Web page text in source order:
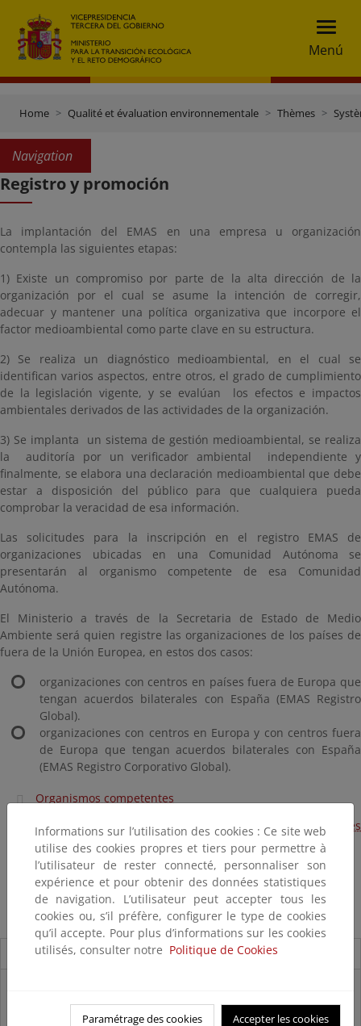
Menú
Home Qualité et évaluation environnementale Thèmes
Navigation
Registro y promoción
La implantación del EMAS en una empresa u organización
contempla las siguientes etapas:
1) Existe un compromiso por parte de la alta dirección de la
organización por el cual se asume la intención de corregir,
adecuar y mantener una política organizativa que incorpore el
factor medioambiental como parte clave en su estructura.
2) Se realiza un diagnóstico medioambiental, en el cual se
identifican varios aspectos, entre otros, el grado de cumplimiento
de la legislación vigente, y se evalúan los efectos e impactos
ambientales derivados de las actividades de la organización.
3) Se implanta un sistema de gestión medioambiental, se realiza
la auditoría por un verificador ambiental independiente y
finalmente, se elabora una declaración medioambiental que debe
estar a disposición del público para que cualquiera pueda
comprobar la veracidad de esa información.
Las solicitudes para la inscripción en el registro EMAS de
organizaciones ubicadas en una Comunidad Autónoma se
presentarán al organismo competente de esa Comunidad
Autónoma.
El Ministerio a través de la Secretaria de Estado de Medio
Ambiente será quien registre las organizaciones de los países de
fuera de la Unión Europea, en estos dos casos:
organizaciones con centros en países fuera de Europa que
tengan acuerdos bilaterales con España (EMAS Registro
Global).
organizaciones con centros en Europa y con centros fuera
de Europa que tengan acuerdos bilaterales con España
(EMAS Registro Corporativo Global).
Organismos competentes
Organismo de acreditación de verificadores
medioambientales
Organizaciones registradas
Promoción
Destacados
Infografía "¿QUÉ SON LOS FITOSANITARIOS?"
Informations sur l’utilisation des cookies : Ce site web
utilise des cookies propres et tiers pour permettre à
l’utilisateur de rester connecté, personnaliser son
expérience et pour obtenir des données statistiques
de navigation. L’utilisateur peut accepter tous les
cookies ou, s’il préfère, configurer le type de cookies
qu’il accepte. Pour plus d’informations sur les cookies
utilisés, consulter notre Politique de Cookies
Paramétrage des cookies Accepter les cookies